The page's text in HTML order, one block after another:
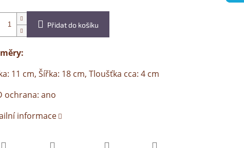
Přidat do košíku
11 cm, Šířka: 18 cm, Tloušťka cca: 4 cm
ochrana: ano
informace